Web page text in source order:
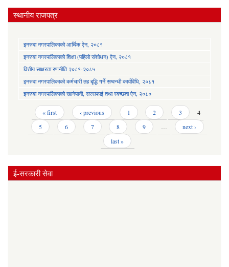
स्थानीय राजपत्र
इनरुवा नगरपालिकाको आर्थिक ऐन, २०८१
इनरुवा नगरपालिकाको शिक्षा (पहिलो संशोधन) ऐन, २०८१
वित्तीय साक्षरता रणनीति २०८१-२०८५
इनरुवा नगरपालिकाको कर्मचारी तह बृद्धि गर्ने सम्वन्धी कार्यविधि, २०८१
इनरुवा नगरपालिकाको खानेपानी, सरसफाई तथा स्वच्छता ऐन, २०८०
Pages « first ‹ previous 1 2 3 4
5 6 7 8 9 …
next ›
last »
ई-सरकारी सेवा